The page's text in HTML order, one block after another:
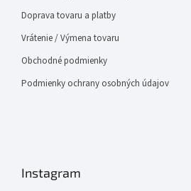
Doprava tovaru a platby
Vrátenie / Výmena tovaru
Obchodné podmienky
Podmienky ochrany osobných údajov
Instagram